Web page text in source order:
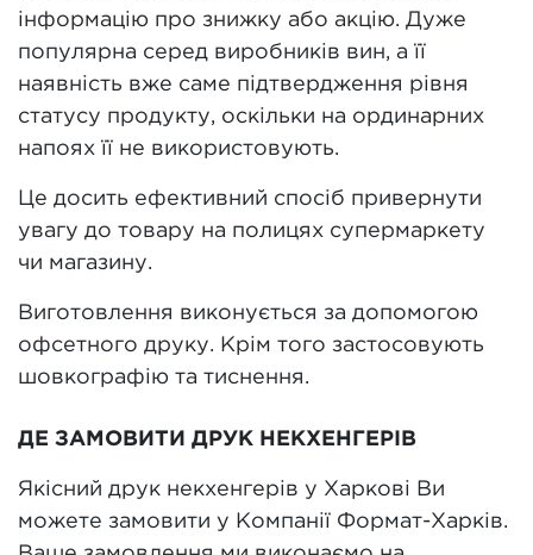
інформацію про знижку або акцію. Дуже
популярна серед виробників вин, а її
наявність вже саме підтвердження рівня
статусу продукту, оскільки на ординарних
напоях її не використовують.
Це досить ефективний спосіб привернути
увагу до товару на полицях супермаркету
чи магазину.
Виготовлення виконується за допомогою
офсетного друку. Крім того застосовують
шовкографію та тиснення.
ДЕ ЗАМОВИТИ ДРУК НЕКХЕНГЕРІВ
Якісний друк некхенгерів у Харкові Ви
можете замовити у Компанії Формат-Харків.